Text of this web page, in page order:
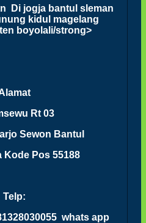
Di jogja bantul sleman
kidul magelang
boyolali/strong>
Rt 03
Sewon Bantul
Kode Pos 55188
Telp:
whats app